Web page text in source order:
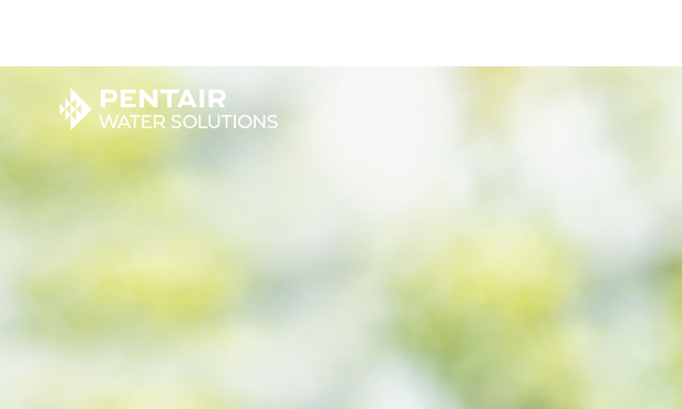
即热饮水机
商用制冰
别墅
泳池和水疗解决方案
企业文化
Content